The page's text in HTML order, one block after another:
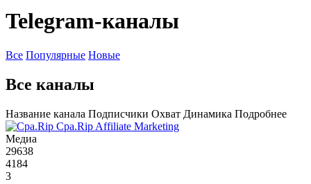
Telegram-каналы
Все Популярные Новые
Все каналы
Название канала Подписчики Охват Динамика Подробнее
Cpa.Rip Affiliate Marketing
Медиа
29638
4184
3